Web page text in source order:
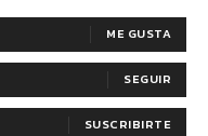
ME GUSTA
SEGUIR
SUSCRIBIRTE